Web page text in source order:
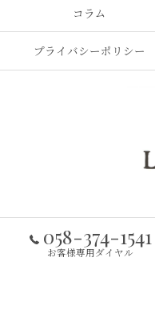
058-374-1541
お客様専用ダイヤル
コラム
プライバシーポリシー
© 2026 岐阜県岐阜市の訪問看護